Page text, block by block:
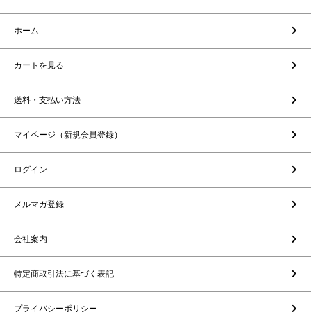
ホーム
カートを見る
送料・支払い方法
マイページ（新規会員登録）
ログイン
メルマガ登録
会社案内
特定商取引法に基づく表記
プライバシーポリシー